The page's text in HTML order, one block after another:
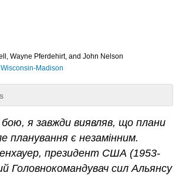
Wayne Pferdehirt, and John Nelson
Madison
я завжди виявляв, що плани
планування є незамінним.
президент США (1953-
Головнокомандувач сил Альянсу